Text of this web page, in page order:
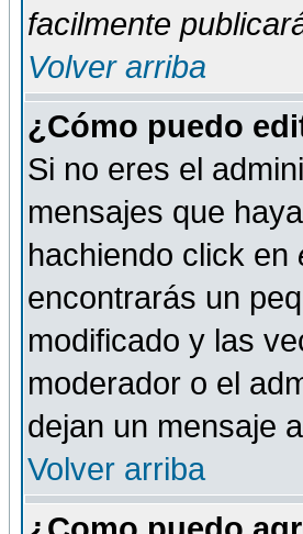
facilmente
Volver arriba
¿Cómo puedo
Si no eres el
mensajes que
hachiendo click en
encontrarás un
modificado y las
moderador o el
dejan un mensaje
Volver arriba